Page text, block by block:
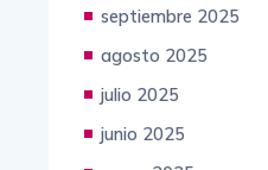
septiembre 2025
agosto 2025
julio 2025
junio 2025